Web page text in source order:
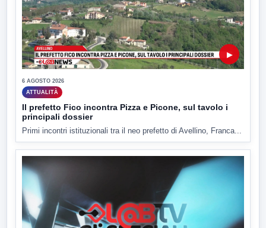
▶
6 AGOSTO 2026
ATTUALITÀ
Il prefetto Fico incontra Pizza e Picone, sul tavolo i
principali dossier
Primi incontri istituzionali tra il neo prefetto di Avellino, Franca...